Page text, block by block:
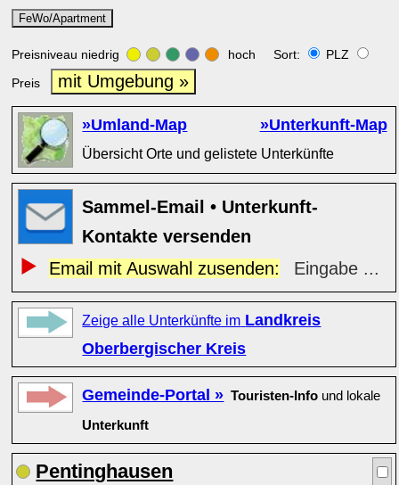
FeWo/Apartment
Preisniveau niedrig hoch Sort:
PLZ
Preis
mit Umgebung »
»Umland-Map »Unterkunft-Map
Übersicht Orte und gelistete Unterkünfte
Sammel-Email • Unterkunft-
Kontakte versenden
Email mit Auswahl zusenden:
Eingabe ...
Zeige alle Unterkünfte im Landkreis
Oberbergischer Kreis
Gemeinde-Portal » Touristen-Info und lokale
Unterkunft
Pentinghausen